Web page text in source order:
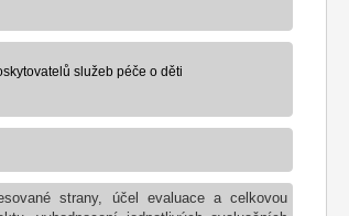
služeb péče o děti
strany, účel evaluace a celkovou